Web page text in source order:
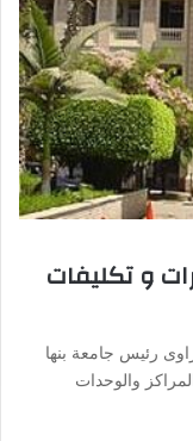
و تكليفات
رئيس جامعة بنها
والوحدات